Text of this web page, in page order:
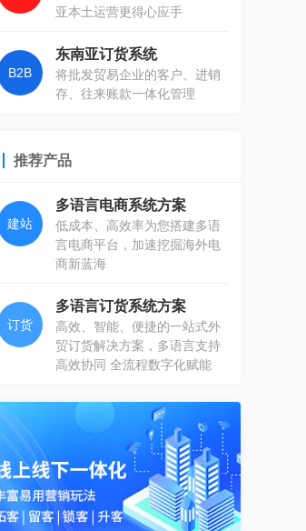
亚本土运营更得心应手
B2B
东南亚订货系统
将批发贸易企业的客户、进销
存、往来账款一体化管理
推荐产品
建站
多语言电商系统方案
低成本、高效率为您搭建多语
言电商平台，加速挖掘海外电
商新蓝海
订货
多语言订货系统方案
高效、智能、便捷的一站式外
贸订货解决方案，多语言支持
高效协同 全流程数字化赋能